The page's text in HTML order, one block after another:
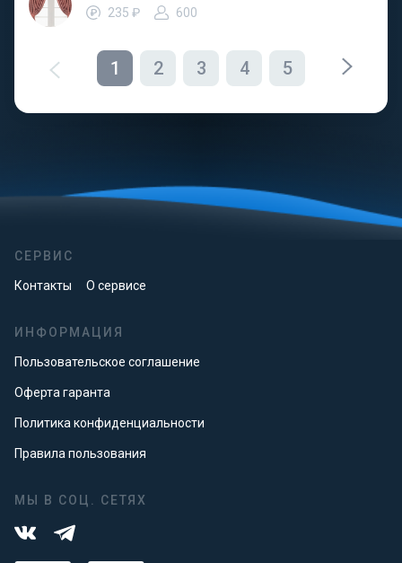
235 ₽
600
1 2 3 4 5
СЕРВИС
Контакты О сервисе
ИНФОРМАЦИЯ
Пользовательское соглашение
Оферта гаранта
Политика конфиденциальности
Правила пользования
МЫ В СОЦ. СЕТЯХ